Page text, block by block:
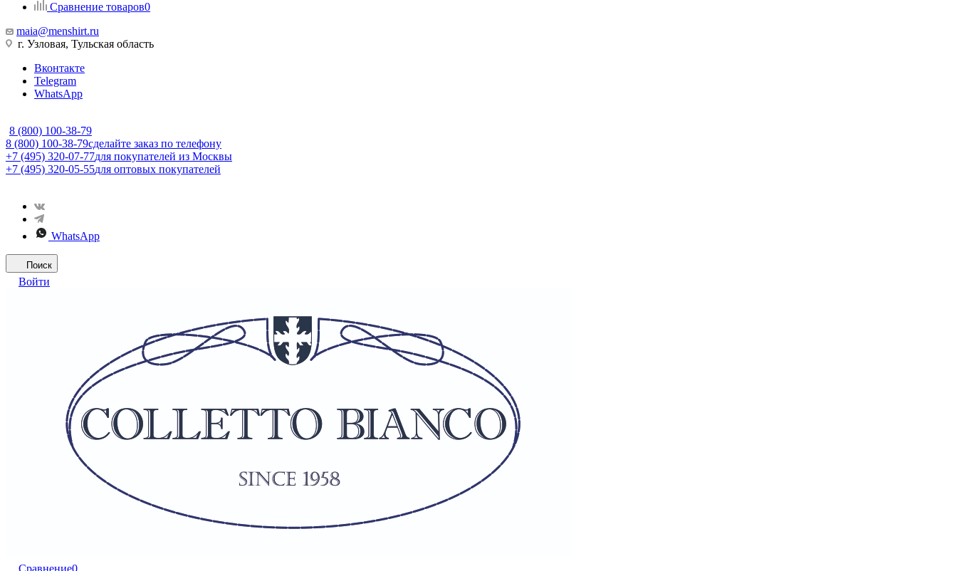
Сравнение товаров0
maia@menshirt.ru
г. Узловая, Тульская область
Вконтакте
Telegram
WhatsApp
8 (800) 100-38-79
8 (800) 100-38-79сделайте заказ по телефону
+7 (495) 320-07-77для покупателей из Москвы
+7 (495) 320-05-55для оптовых покупателей
WhatsApp
Поиск
Войти
Сравнение0